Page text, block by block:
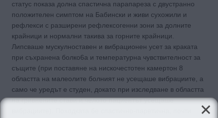
статус показа долна спастична парапареза с двустранно
положителен симптом на Бабински и живи сухожили и
рефлекси с разширени рефлексогенни зони за долните
крайници и нормални такива за горните крайници.
Липсваше мускулноставен и вибрационен усет за краката
при съхранена болко6а и температурна чувствителност за
същите (при поставяне на нискочестотен камертон 8
областта на малеолите болният не усещаше вибрациите, а
само че уредът е студен, докато при изследване в областта
на гривнените стави и челото пациентът усещаше